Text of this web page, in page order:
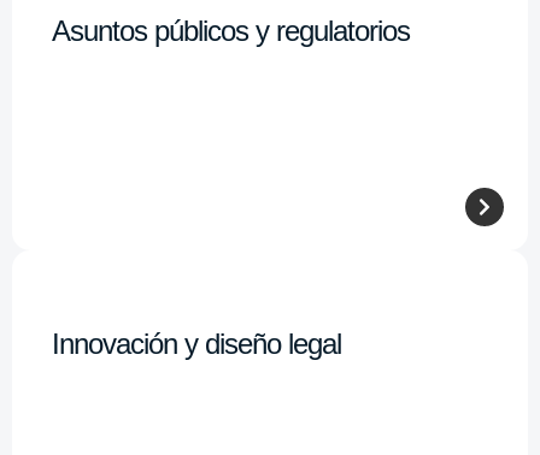
Asuntos públicos y regulatorios
Innovación y diseño legal